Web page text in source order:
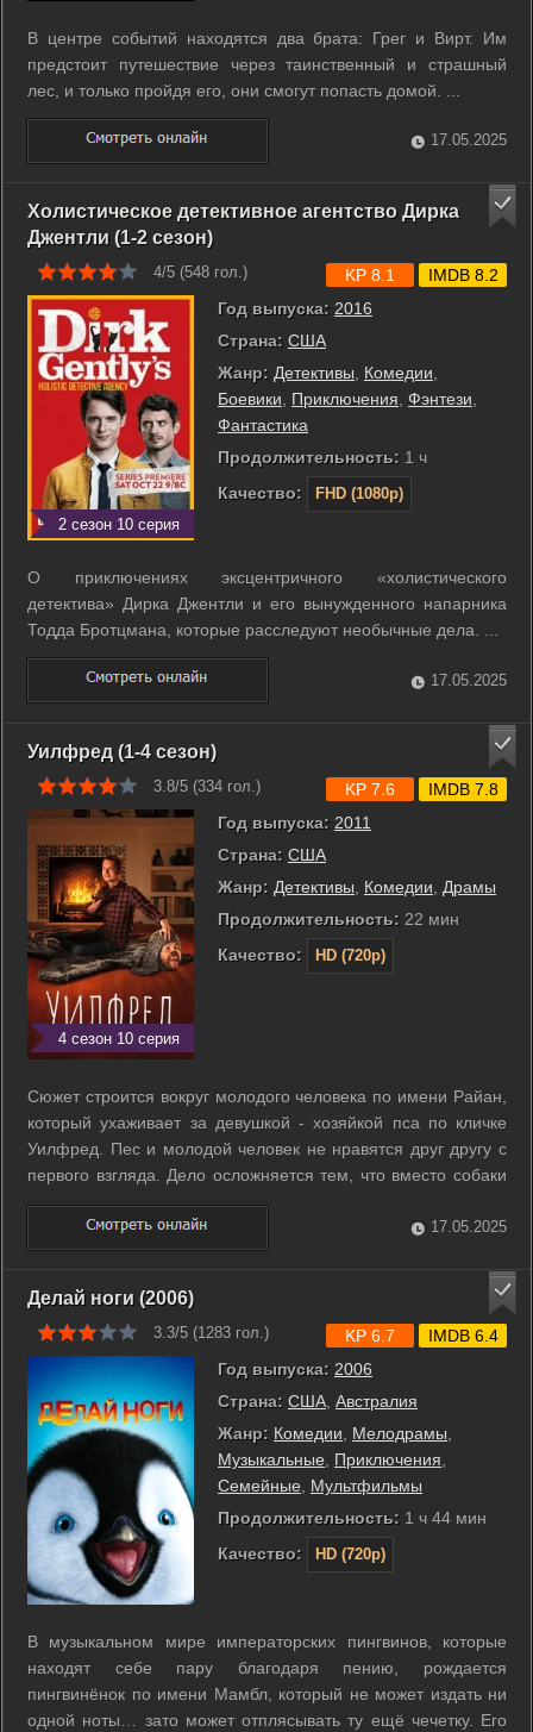
В центре событий находятся два брата: Грег и Вирт. Им
предстоит путешествие через таинственный и страшный
лес, и только пройдя его, они смогут попасть домой. ...
17.05.2025
Холистическое детективное агентство Дирка
Джентли (1-2 сезон)
4/5 (548 гол.)
2 сезон 10 серия
Год выпуска: 2016
Страна: США
Жанр: Детективы, Комедии,
Боевики, Приключения, Фэнтези,
Фантастика
Продолжительность: 1 ч
Качество:
FHD (1080p)
KP 8.1 IMDB 8.2
О приключениях эксцентричного «холистического
детектива» Дирка Джентли и его вынужденного напарника
Тодда Бротцмана, которые расследуют необычные дела. ...
17.05.2025
Уилфред (1-4 сезон)
3.8/5 (334 гол.)
4 сезон 10 серия
Год выпуска: 2011
Страна: США
Жанр: Детективы Комедии
Драмы
Продолжительность: 22 мин
Качество:
HD (720p)
KP 7.6 IMDB 7.8
Сюжет строится вокруг молодого человека по имени Райан,
который ухаживает за девушкой - хозяйкой пса по кличке
Уилфред. Пес и молодой человек не нравятся друг другу с
первого взгляда. Дело осложняется тем, что вместо собаки
Райан видит человека в собачьем костюме, который с ним
разговаривает. ...
17.05.2025
Делай ноги (2006)
3.3/5 (1283 гол.)
Год выпуска: 2006
Страна: США, Австралия
Жанр: Комедии, Мелодрамы,
Музыкальные, Приключения,
Семейные, Мультфильмы
Продолжительность: 1 ч 44 мин
Качество:
HD (720p)
KP 6.7 IMDB 6.4
В музыкальном мире императорских пингвинов, которые
находят себе пару благодаря пению, рождается
пингвинёнок по имени Мамбл, который не может издать ни
одной ноты… зато может отплясывать ту ещё чечетку. Его